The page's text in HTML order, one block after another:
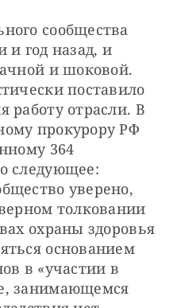
сообщества
и год назад, и
и шоковой.
поставило
работу отрасли. В
прокурору РФ
364
следующее:
уверено,
толковании
охраны здоровья
основанием
в «участии в
занимающемся